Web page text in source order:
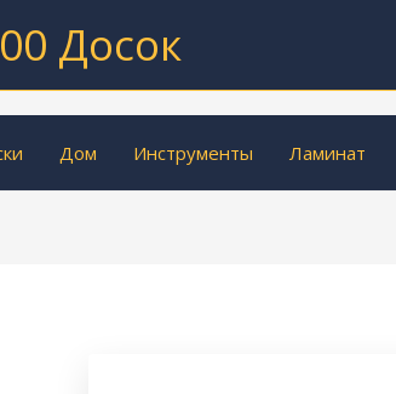
Досок
Дом Инструменты Ламинат